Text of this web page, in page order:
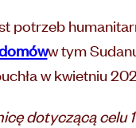
potrzeb
w tym
w kwietniu
dotyczącą celu